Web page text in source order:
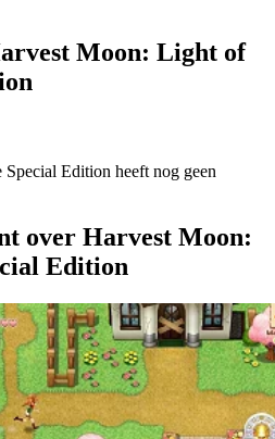
Moon: Light of
Edition heeft nog geen
over Harvest Moon:
Edition